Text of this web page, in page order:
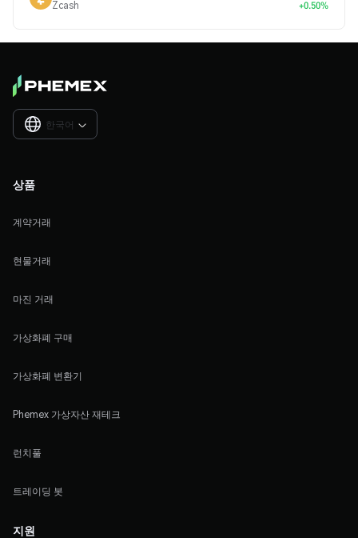
Zcash +0.50%
한국어 
상품
계약거래
현물거래
마진 거래
가상화폐 구매
가상화폐 변환기
Phemex 가상자산 재테크
런치풀
트레이딩 봇
지원